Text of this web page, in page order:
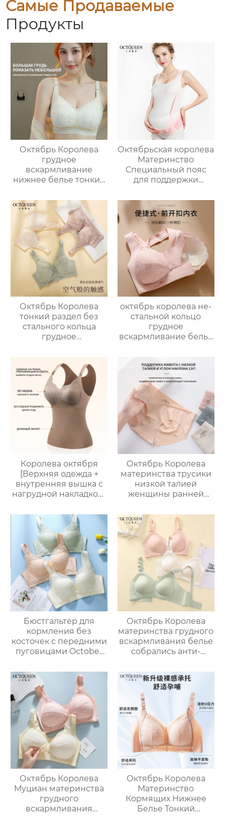
Самые Продаваемые
Продукты
Октябрь Королева
грудное
вскармливание
нижнее белье тонкий
обвисание
послеродовой
грудное
вскармливание
большой размер
материнства
беременности
специальный
бюстгальтер женский
Октябрьская королева
Материнство
Специальный пояс
для поддержки
Пояс для поддержки
живота Беременность
Пояс для талии
Перетягивающий
пояс Беременность
Пояс для защиты
живота Ранняя защита
Сохранение плода
Октябрь Королева
тонкий раздел без
стального кольца
грудное
собрались анти-
обвисание
беременности
специальный
бюстгальтер женщин
октябрь королева не-
стальной кольцо
грудное
вскармливание белье
материнский
бюстгальтер
беременность
грудное
вскармливание
бюстгальтер
Королева октября
[Верхняя одежда +
внутренняя вышка с
нагрудной накладкой]
беременных, жилет
для грудного
вскармливания после
родов, дышащий и
Анти-опустошенный
Октябрь Королева
материнства трусики
низкой талией
женщины ранней
послеродовой
большой размер
материнства
специальные дамы
трусики удобные
Бюстгальтер для
кормления без
косточек с передними
пуговицами October
дышащий и удобный
для кормления
беременных женщин.
Октябрь Королева
материнства грудного
вскармливания белье
собрались анти-
беременности с
осенью тонкий раздел
послеродовой
бюстгальтер грудного
вскармливания
Октябрь Королева
Муциан материнства
грудного
вскармливания
Октябрь Королева
Материнство
Кормящих Нижнее
Белье Тонкий